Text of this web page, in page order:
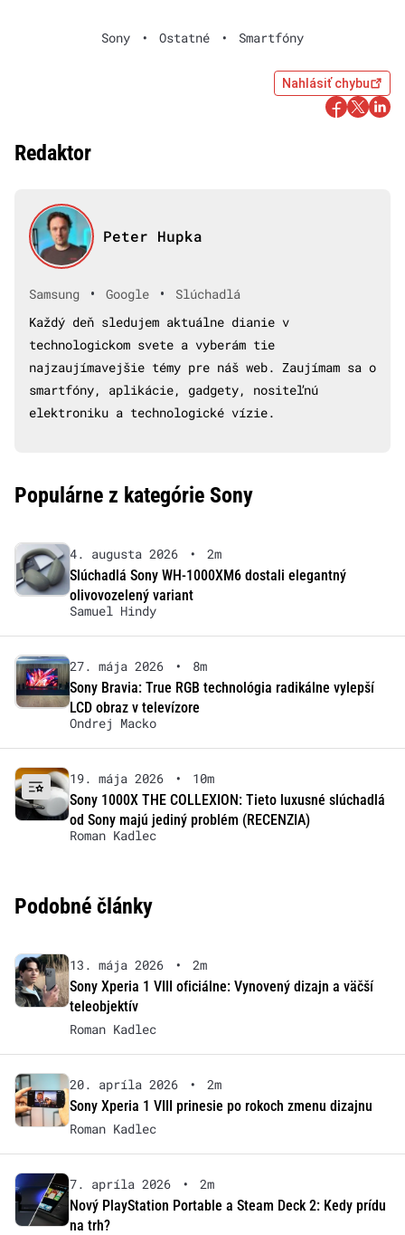
Sony • Ostatné • Smartfóny
Nahlásiť chybu
Redaktor
Peter Hupka
Samsung • Google •
Slúchadlá
Každý deň sledujem aktuálne dianie v
technologickom svete a vyberám tie
najzaujímavejšie témy pre náš web. Zaujímam sa o
smartfóny, aplikácie, gadgety, nositeľnú
elektroniku a technologické vízie.
Populárne z kategórie Sony
4. augusta 2026 •
2m
Slúchadlá Sony WH-1000XM6 dostali elegantný
olivovozelený variant
Samuel Hindy
27. mája 2026 •
8m
Sony Bravia: True RGB technológia radikálne vylepší
LCD obraz v televízore
Ondrej Macko
19. mája 2026 •
10m
Sony 1000X THE COLLEXION: Tieto luxusné slúchadlá
od Sony majú jediný problém (RECENZIA)
Roman Kadlec
Podobné články
13. mája 2026 •
2m
Sony Xperia 1 VIII oficiálne: Vynovený dizajn a väčší
teleobjektív
Roman Kadlec
20. apríla 2026 •
2m
Sony Xperia 1 VIII prinesie po rokoch zmenu dizajnu
Roman Kadlec
7. apríla 2026 •
2m
Nový PlayStation Portable a Steam Deck 2: Kedy prídu
na trh?